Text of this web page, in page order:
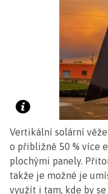
Vertikální solární
o přibližně 50 % více
plochými panely.
takže je možné je
využít i tam, kde by